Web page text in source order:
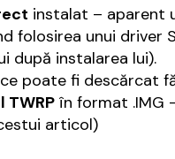
instalat – aparent
folosirea unui driver
după instalarea lui).
ce poate fi descărcat
în format .IMG
articol)